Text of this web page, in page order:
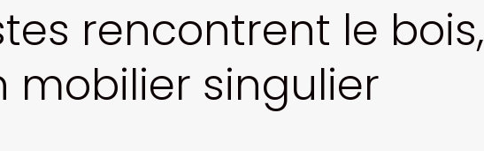
rencontrent le bois,
mobilier singulier